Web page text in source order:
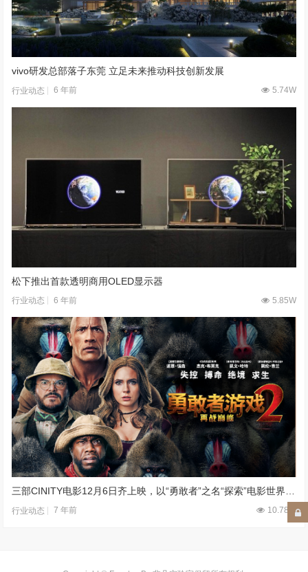
vivo研发总部落子东莞 立足未来推动科技创新发展
行业动态 6 年前 5.74W
松下推出首款透明商用OLED显示器
行业动态 6 年前 5.85W
行业动态 7 年前 10.78W